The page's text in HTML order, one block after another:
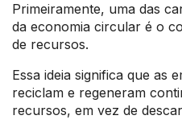
Primeiramente, uma das
da economia circular é o
de recursos.
Essa ideia significa que as
reciclam e regeneram
recursos, em vez de